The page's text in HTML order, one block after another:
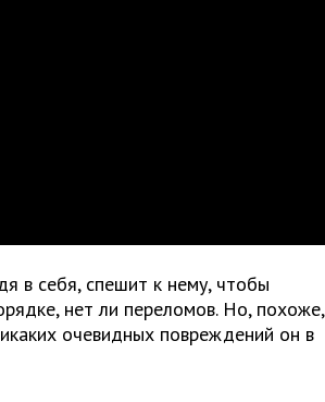
в себя, спешит к нему, чтобы
нет ли переломов. Но, похоже,
очевидных повреждений он в